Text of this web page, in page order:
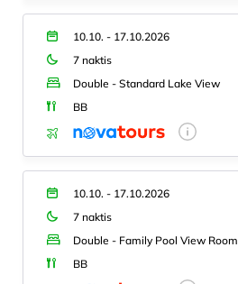
10.10. - 17.10.2026
7 naktis
Double - Standard Lake View
BB
10.10. - 17.10.2026
7 naktis
Double - Family Pool View Room
BB